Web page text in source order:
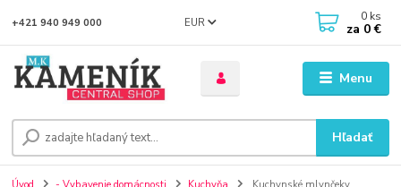
Menu
EUR
Hľadať
+421 940 949 000 0 ks
za 0 €